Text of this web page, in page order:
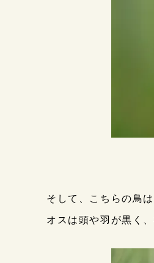
そして、こちらの鳥は
オスは頭や羽が黒く